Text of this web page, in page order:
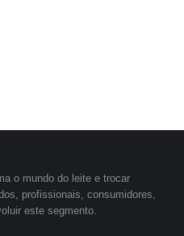
o mundo do leite e trocar
profissionais, consumidores,
este segmento.